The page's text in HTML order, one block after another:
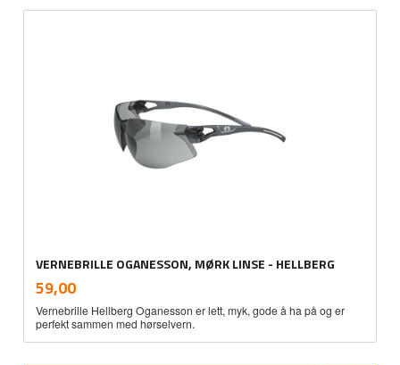
VERNEBRILLE OGANESSON, MØRK LINSE - HELLBERG
Pris
59,00mva.
Vernebrille Hellberg Oganesson er lett, myk, gode å ha på og er
perfekt sammen med hørselvern.